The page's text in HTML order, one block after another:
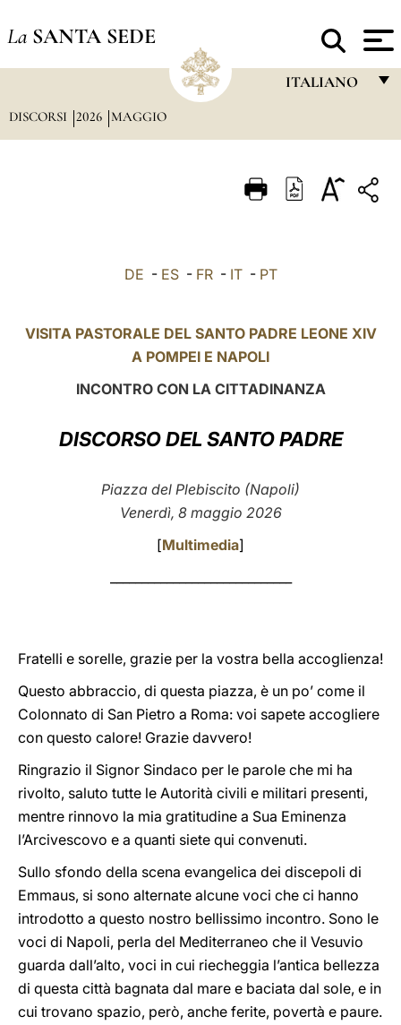
La SANTA SEDE
ITALIANO
ITALIANO
POLSKI
中文
LATINE
DISCORSI 2026 MAGGIO
DE - ES- FR- IT- PT
VISITA PASTORALE DEL SANTO PADRE LEONE XIV
A POMPEI E NAPOLI
INCONTRO CON LA CITTADINANZA
DISCORSO DEL SANTO PADRE
Piazza del Plebiscito (Napoli)
Venerdì, 8 maggio 2026
[Multimedia]
Fratelli e sorelle, grazie per la vostra bella accoglienza!
Questo abbraccio, di questa piazza, è un po’ come il
Colonnato di San Pietro a Roma: voi sapete accogliere
con questo calore! Grazie davvero!
Ringrazio il Signor Sindaco per le parole che mi ha
rivolto, saluto tutte le Autorità civili e militari presenti,
mentre rinnovo la mia gratitudine a Sua Eminenza
l’Arcivescovo e a quanti siete qui convenuti.
Sullo sfondo della scena evangelica dei discepoli di
Emmaus, si sono alternate alcune voci che ci hanno
introdotto a questo nostro bellissimo incontro. Sono le
voci di Napoli, perla del Mediterraneo che il Vesuvio
guarda dall’alto, voci in cui riecheggia l’antica bellezza
di questa città bagnata dal mare e baciata dal sole, e in
cui trovano spazio, però, anche ferite, povertà e paure.